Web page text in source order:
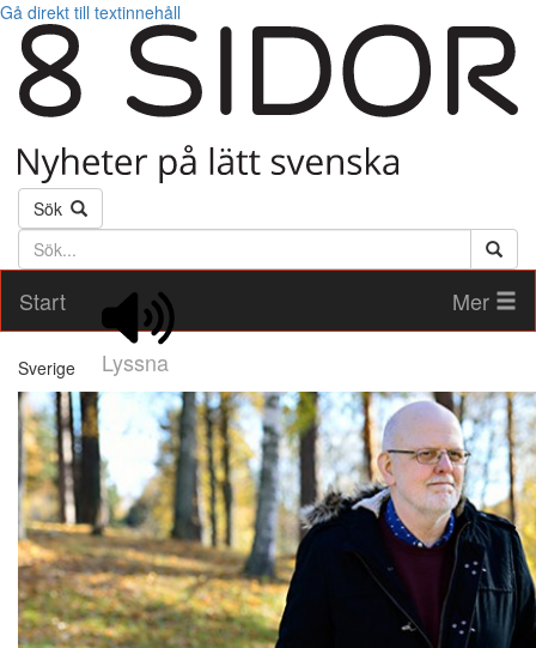
Gå direkt till textinnehåll
Sök
Söktext
Start
Lyssna
Mer
Sverige